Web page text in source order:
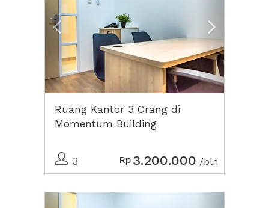
Ruang Kantor 3 Orang di
Momentum Building
3 Rp 3.200.000 /bln
Previous